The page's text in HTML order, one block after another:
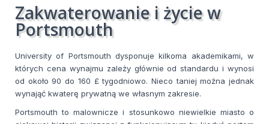
Zakwaterowanie i życie w
Portsmouth
University of Portsmouth dysponuje kilkoma akademikami, w
których cena wynajmu zależy głównie od standardu i wynosi
od około 90 do 160 £ tygodniowo. Nieco taniej można jednak
wynająć kwaterę prywatną we własnym zakresie.
Portsmouth to malownicze i stosunkowo niewielkie miasto o